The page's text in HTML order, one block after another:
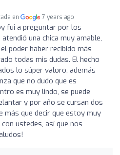
en 7 years ago
fui a preguntar por los
una chica muy amable,
poder haber recibido más
todas mis dudas. El hecho
lo súper valoro, además
que no dudo que es
es muy lindo, se puede
y por año se cursan dos
más que decir que estoy muy
ustedes, así que nos